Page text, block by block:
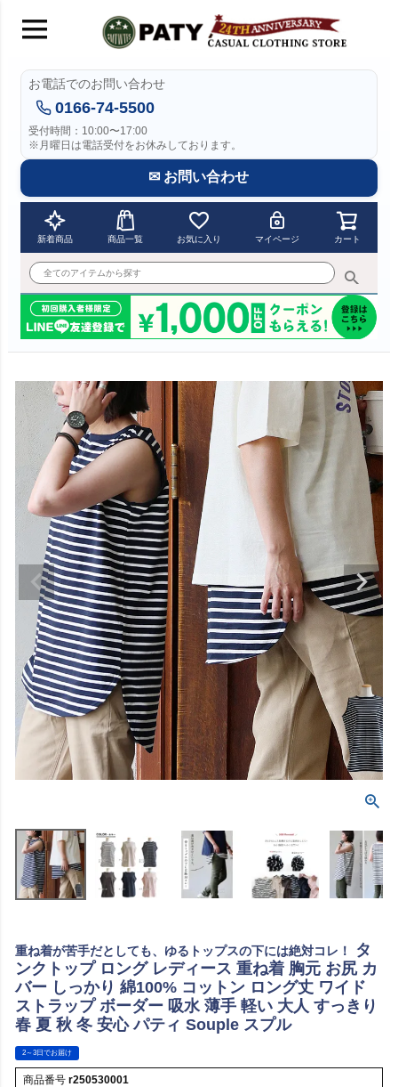
お電話でのお問い合わせ
0166-74-5500
受付時間：10:00〜17:00
※月曜日は電話受付をお休みしております。
✉ お問い合わせ
新着商品 商品一覧 お気に入り マイページ カート
重ね着が苦手だとしても、ゆるトップスの下には絶対コレ！
タ
ンクトップ ロング レディース 重ね着 胸元 お尻 カ
バー しっかり 綿100% コットン ロング丈 ワイド
ストラップ ボーダー 吸水 薄手 軽い 大人 すっきり
春 夏 秋 冬 安心 パティ Souple スプル
2～3日でお届け
商品番号 r250530001